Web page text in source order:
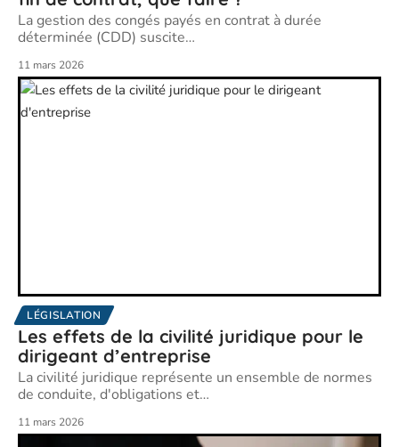
La gestion des congés payés en contrat à durée
déterminée (CDD) suscite…
11 mars 2026
LÉGISLATION
Les effets de la civilité juridique pour le
dirigeant d’entreprise
La civilité juridique représente un ensemble de normes
de conduite, d'obligations et…
11 mars 2026